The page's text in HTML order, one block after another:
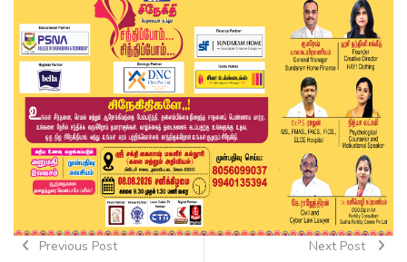
Previous Post Next Post